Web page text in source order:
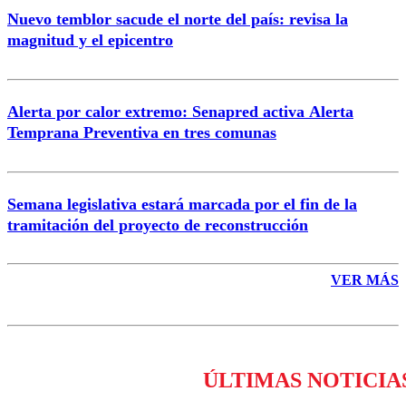
Nuevo temblor sacude el norte del país: revisa la
magnitud y el epicentro
Alerta por calor extremo: Senapred activa Alerta
Temprana Preventiva en tres comunas
Semana legislativa estará marcada por el fin de la
tramitación del proyecto de reconstrucción
VER MÁS
ÚLTIMAS